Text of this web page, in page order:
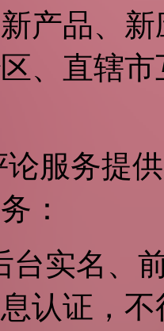
产品、
、直辖
服务提
：
台实名、
认证，